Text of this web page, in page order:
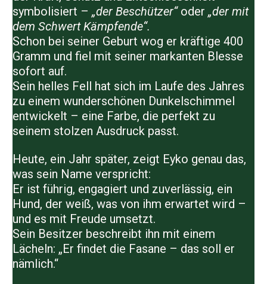
symbolisiert – „der Beschützer“oder „der mit
dem Schwert Kämpfende“.
Schon bei seiner Geburt wog er kräftige 400
Gramm und fiel mit seiner markanten Blesse
sofort auf.
Sein helles Fell hat sich im Laufe des Jahres
zu einem wunderschönen Dunkelschimmel
entwickelt – eine Farbe, die perfekt zu
seinem stolzen Ausdruck passt.
Heute, ein Jahr später, zeigt Eyko genau das,
was sein Name verspricht:
Er ist führig, engagiert und zuverlässig, ein
Hund, der weiß, was von ihm erwartet wird –
und es mit Freude umsetzt.
Sein Besitzer beschreibt ihn mit einem
Lächeln: „Er findet die Fasane – das soll er
nämlich.“